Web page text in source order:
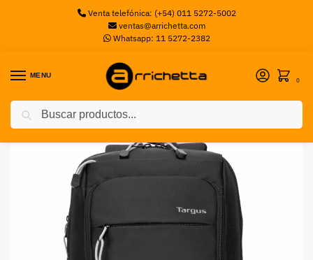
Venta telefónica: (+54) 011 5272-5002
ventas@arrichetta.com
Whatsapp: 11 5272-2382
MENU
0
Inicio Mochilas / Mochila Targus Intellect Advanced 15.6 18L Negra